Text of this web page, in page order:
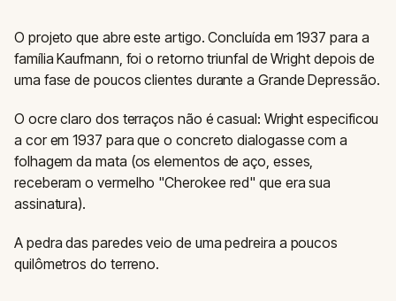
O projeto que abre este artigo. Concluída em 1937 para a
família Kaufmann, foi o retorno triunfal de Wright depois de
uma fase de poucos clientes durante a Grande Depressão.
O ocre claro dos terraços não é casual: Wright especificou
a cor em 1937 para que o concreto dialogasse com a
folhagem da mata (os elementos de aço, esses,
receberam o vermelho "Cherokee red" que era sua
assinatura).
A pedra das paredes veio de uma pedreira a poucos
quilômetros do terreno.